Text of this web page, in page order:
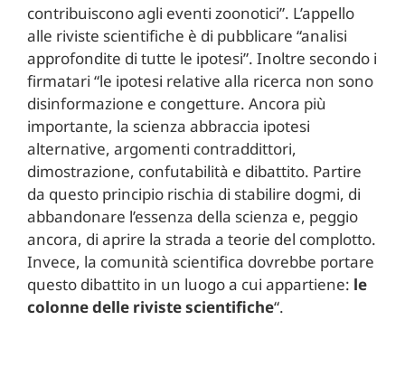
contribuiscono agli eventi zoonotici”. L’appello
alle riviste scientifiche è di pubblicare “analisi
approfondite di tutte le ipotesi”. Inoltre secondo i
firmatari “le ipotesi relative alla ricerca non sono
disinformazione e congetture. Ancora più
importante, la scienza abbraccia ipotesi
alternative, argomenti contraddittori,
dimostrazione, confutabilità e dibattito. Partire
da questo principio rischia di stabilire dogmi, di
abbandonare l’essenza della scienza e, peggio
ancora, di aprire la strada a teorie del complotto.
Invece, la comunità scientifica dovrebbe portare
questo dibattito in un luogo a cui appartiene: le
colonne delle riviste scientifiche“.